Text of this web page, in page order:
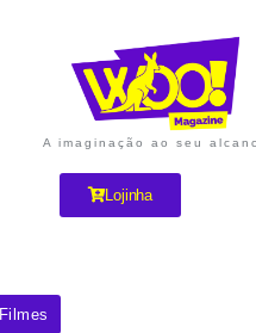
A imaginação ao seu
Lojinha
Filmes